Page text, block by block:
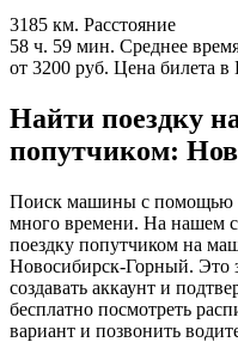
3185 км. Расстояние
58 ч. 59 мин. Среднее
от 3200 руб. Цена билета в
Найти поездку
попутчиком:
Поиск машины с помощью
много времени. На нашем
поездку попутчиком на
Новосибирск-Горный. Это
создавать аккаунт и
бесплатно посмотреть
вариант и позвонить